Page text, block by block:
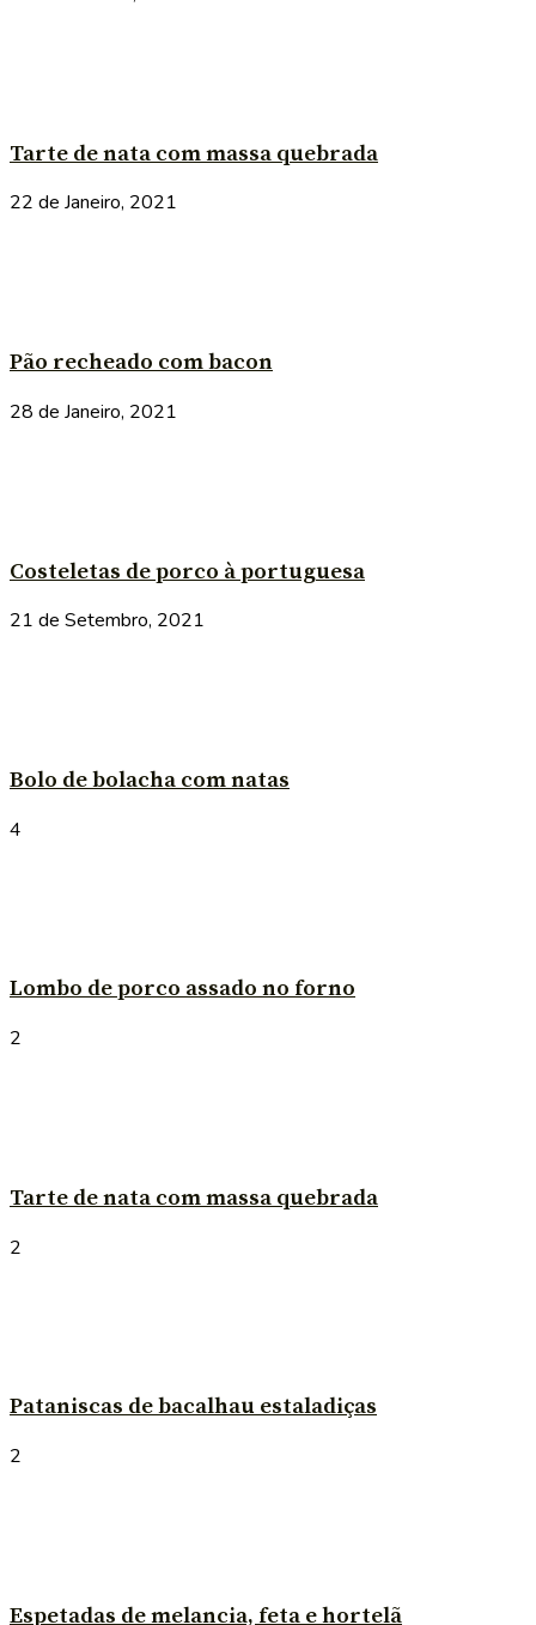
Tarte de nata com massa quebrada
22 de Janeiro, 2021
Pão recheado com bacon
28 de Janeiro, 2021
Costeletas de porco à portuguesa
21 de Setembro, 2021
Bolo de bolacha com natas
4
Lombo de porco assado no forno
2
Tarte de nata com massa quebrada
2
Pataniscas de bacalhau estaladiças
2
Espetadas de melancia, feta e hortelã